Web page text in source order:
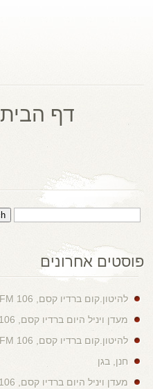
דף הבית
פוסטים אחרונים
להיטון.קום ברדיו קסם, 106 FM
מעדן ויניל היום ברדיו קסם, 106 FM
להיטון.קום ברדיו קסם, 106 FM
חנן, בגן
מעדן ויניל היום ברדיו קסם, 106 FM